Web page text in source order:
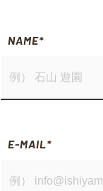
NAME*
E-MAIL*